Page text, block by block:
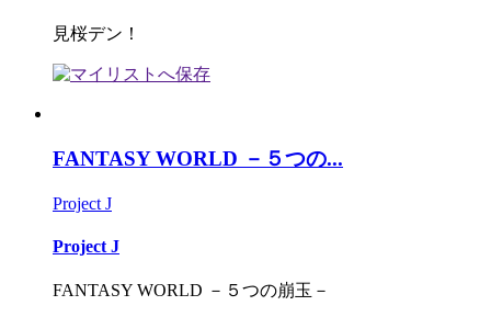
見桜デン！
FANTASY WORLD －５つの...
Project J
Project J
FANTASY WORLD －５つの崩玉－